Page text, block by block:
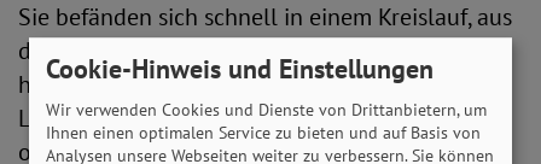
Sie befänden sich schnell in einem Kreislauf, aus
dem es schwierig sei, auszubrechen. Verschärft
habe sich die Lage zudem während der Corona-
Lockdowns. Kinder aus armen Familien hätten
oft in überlegten Wohnungen gesessen und
Cookie-Hinweis und Einstellungen
Wir verwenden Cookies und Dienste von Drittanbietern, um
Ihnen einen optimalen Service zu bieten und auf Basis von
Analysen unsere Webseiten weiter zu verbessern. Sie können